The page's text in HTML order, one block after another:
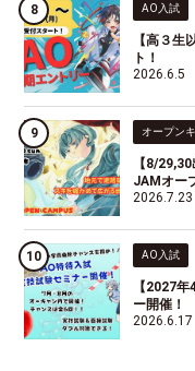
AO入試
【高３
ト！
2026.6.5
オープン
【8/
JAMオー
2026.7.23
AO入試
【2027
ー開催！
2026.6.17